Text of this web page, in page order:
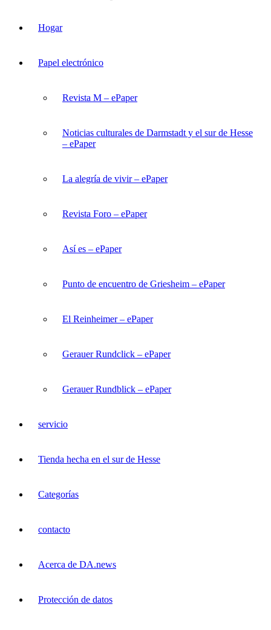
Hogar
Papel electrónico
Revista M – ePaper
Noticias culturales de Darmstadt y el sur de Hesse
– ePaper
La alegría de vivir – ePaper
Revista Foro – ePaper
Así es – ePaper
Punto de encuentro de Griesheim – ePaper
El Reinheimer – ePaper
Gerauer Rundclick – ePaper
Gerauer Rundblick – ePaper
servicio
Tienda hecha en el sur de Hesse
Categorías
contacto
Acerca de DA.news
Protección de datos